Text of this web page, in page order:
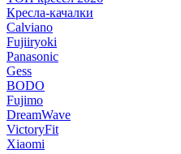
Кресла-качалки
Calviano
Fujiiryoki
Panasonic
Gess
BODO
Fujimo
DreamWave
VictoryFit
Xiaomi